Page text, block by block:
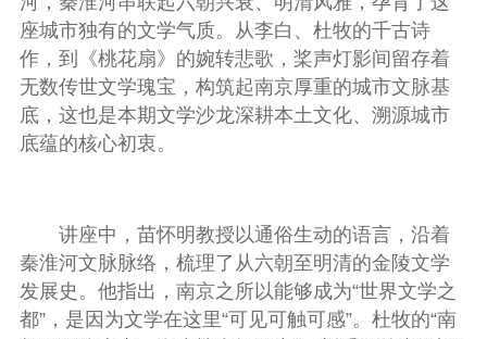
座城市独有的文学气质。从李白、杜牧的千古诗
作，到《桃花扇》的婉转悲歌，桨声灯影间留存着
无数传世文学瑰宝，构筑起南京厚重的城市文脉基
底，这也是本期文学沙龙深耕本土文化、溯源城市
底蕴的核心初衷。
讲座中，苗怀明教授以通俗生动的语言，沿着
秦淮河文脉脉络，梳理了从六朝至明清的金陵文学
发展史。他指出，南京之所以能够成为“世界文学之
都”，是因为文学在这里“可见可触可感”。杜牧的“南